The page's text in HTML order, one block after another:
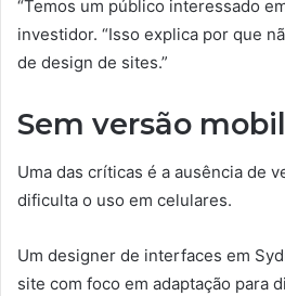
“Temos um público interessado
investidor. “Isso explica por que
de design de sites.”
Sem versão
Uma das críticas é a ausência de
dificulta o uso em celulares.
Um designer de interfaces em
site com foco em adaptação para